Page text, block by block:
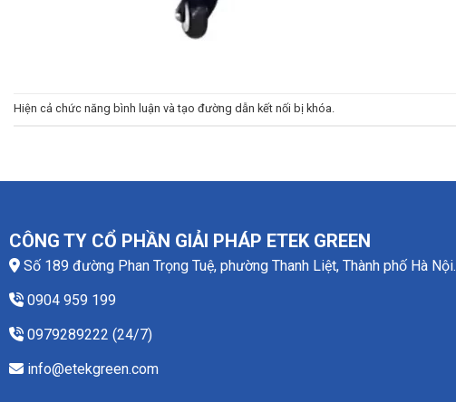
Hiện cả chức năng bình luận và tạo đường dẫn kết nối bị khóa.
CÔNG TY CỔ PHẦN GIẢI PHÁP ETEK GREEN
Số 189 đường Phan Trọng Tuệ, phường Thanh Liệt, Thành phố Hà Nội.
0904 959 199
0979289222 (24/7)
info@etekgreen.com